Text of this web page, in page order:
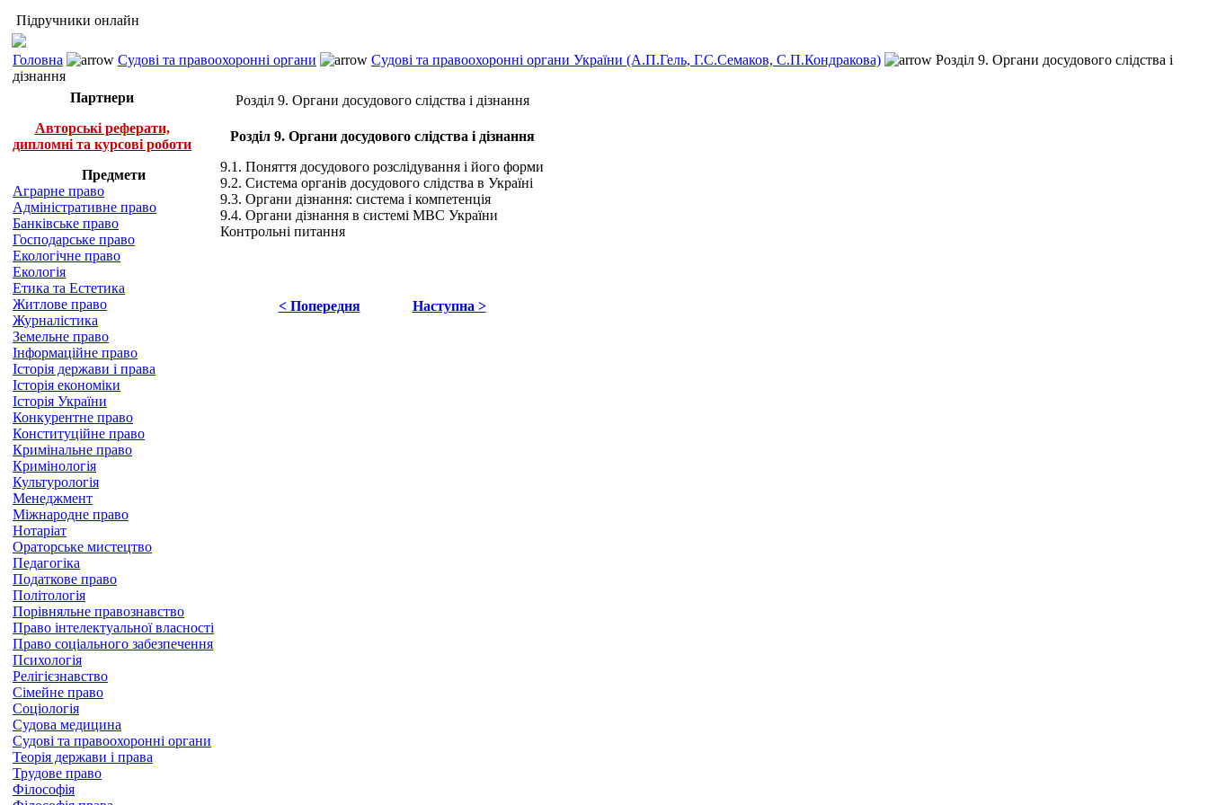
Підручники онлайн
Головна Судові та правоохоронні органи Судові та правоохоронні органи України (А.П.Гель, Г.С.Семаков, С.П.Кондракова)
Розділ 9. Органи досудового слідства і
дізнання
Партнери
Авторські реферати,
дипломні та курсові роботи
Предмети
Аграрне право
Адміністративне право
Банківське право
Господарське право
Екологічне право
Екологія
Етика та Естетика
Житлове право
Журналістика
Земельне право
Інформаційне право
Історія держави і права
Історія економіки
Історія України
Конкурентне право
Конституційне право
Кримінальне право
Кримінологія
Культурологія
Менеджмент
Міжнародне право
Нотаріат
Ораторське мистецтво
Педагогіка
Податкове право
Політологія
Порівняльне правознавство
Право інтелектуальної власності
Право соціального забезпечення
Психологія
Релігієзнавство
Сімейне право
Соціологія
Судова медицина
Судові та правоохоронні органи
Теорія держави і права
Трудове право
Філософія
Розділ 9. Органи досудового слідства і дізнання
Розділ 9. Органи досудового слідства і дізнання
9.1. Поняття досудового розслідування і його форми
9.2. Система органів досудового слідства в Україні
9.3. Органи дізнання: система і компетенція
9.4. Органи дізнання в системі МВС України
Контрольні питання
< Попередня Наступна >